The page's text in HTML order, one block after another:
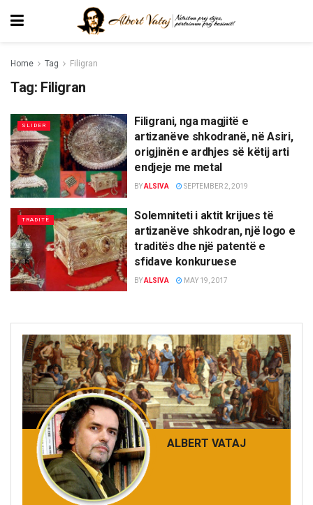
Home Tag Filigran
Tag: Filigran
SLIDER
Filigrani, nga magjitë e
artizanëve shkodranë, në Asiri,
origjinën e ardhjes së këtij arti
endjeje me metal
BYALSIVA SEPTEMBER 2, 2019
TRADITË
Solemniteti i aktit krijues të
artizanëve shkodran, një logo e
traditës dhe një patentë e
sfidave konkuruese
BYALSIVA MAY 19, 2017
ALBERT VATAJ